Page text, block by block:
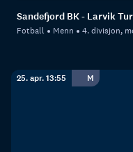
Sandefjord BK - Larvik
Fotball Menn 4. divisjon,
25. apr. 13:55 M